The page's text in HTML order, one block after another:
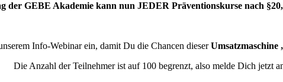
der GEBE Akademie kann nun JEDER Präventionskurse nach
Info-Webinar ein, damit Du die Chancen dieserUmsatzmaschine
Die Anzahl der Teilnehmer ist auf 100 begrenzt, also melde Dich jetzt